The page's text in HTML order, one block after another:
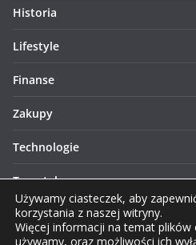
Historia
Lifestyle
Finanse
Zakupy
Technologie
Turystyka
Używamy ciasteczek, aby
korzystania z naszej witryny.
Więcej informacji na temat plików
używamy, oraz możliwości ich